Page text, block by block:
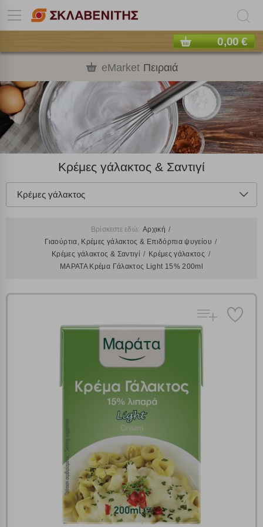
0,00 €
eMarket Πειραιά
Κρέμες γάλακτος & Σαντιγί
Κρέμες γάλακτος
Βρίσκεστε εδώ: Αρχική
Γιαούρτια, Κρέμες γάλακτος & Επιδόρπια ψυγείου
Κρέμες γάλακτος & Σαντιγί
Κρέμες γάλακτος
ΜΑΡΑΤΑ Κρέμα Γάλακτος Light 15% 200ml